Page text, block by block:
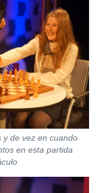
y de vez en cuando
en esta partida